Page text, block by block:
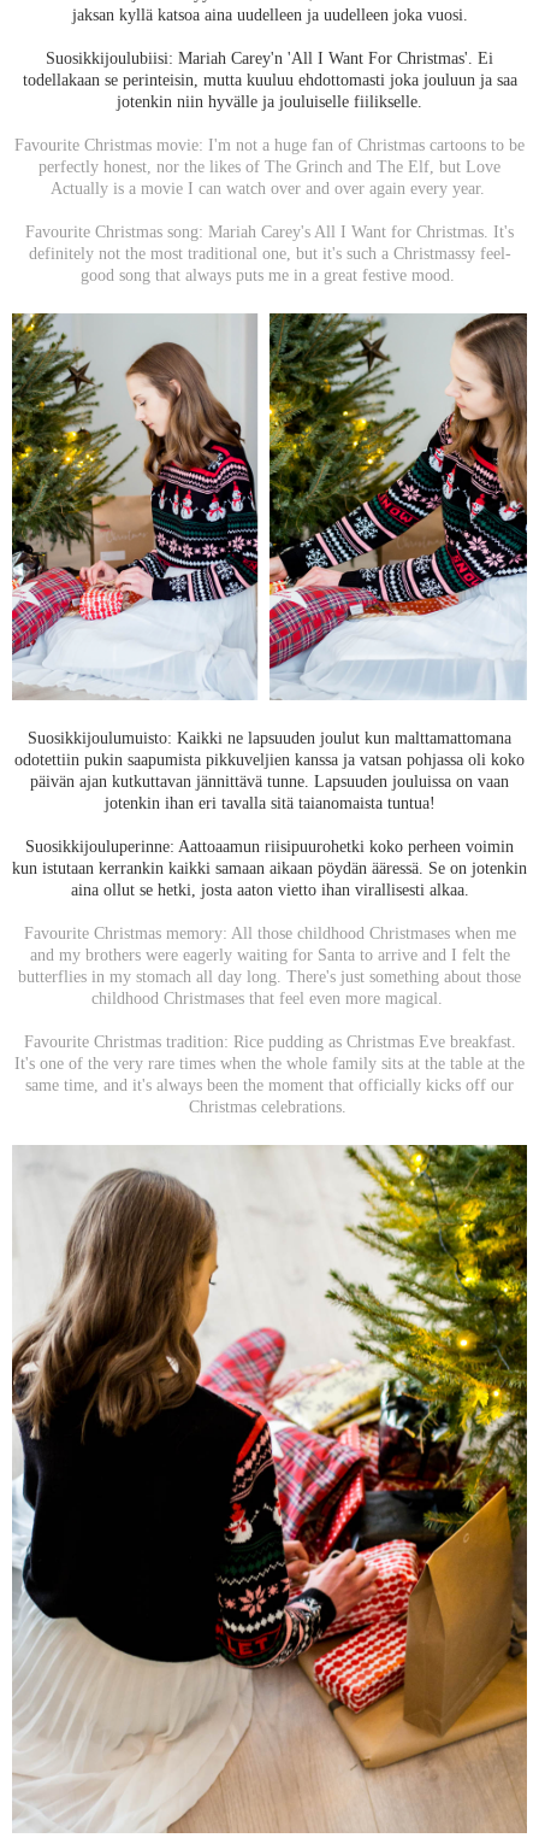
jaksan kyllä katsoa aina uudelleen ja uudelleen joka vuosi.
Suosikkijoulubiisi: Mariah Carey'n 'All I Want For Christmas'. Ei
todellakaan se perinteisin, mutta kuuluu ehdottomasti joka jouluun ja saa
jotenkin niin hyvälle ja jouluiselle fiilikselle.
Favourite Christmas movie: I'm not a huge fan of Christmas cartoons to be
perfectly honest, nor the likes of The Grinch and The Elf, but Love
Actually is a movie I can watch over and over again every year.
Favourite Christmas song: Mariah Carey's All I Want for Christmas. It's
definitely not the most traditional one, but it's such a Christmassy feel-
good song that always puts me in a great festive mood.
Suosikkijoulumuisto: Kaikki ne lapsuuden joulut kun malttamattomana
odotettiin pukin saapumista pikkuveljien kanssa ja vatsan pohjassa oli koko
päivän ajan kutkuttavan jännittävä tunne. Lapsuuden jouluissa on vaan
jotenkin ihan eri tavalla sitä taianomaista tuntua!
Suosikkijouluperinne: Aattoaamun riisipuurohetki koko perheen voimin
kun istutaan kerrankin kaikki samaan aikaan pöydän ääressä. Se on jotenkin
aina ollut se hetki, josta aaton vietto ihan virallisesti alkaa.
Favourite Christmas memory: All those childhood Christmases when me
and my brothers were eagerly waiting for Santa to arrive and I felt the
butterflies in my stomach all day long. There's just something about those
childhood Christmases that feel even more magical.
Favourite Christmas tradition: Rice pudding as Christmas Eve breakfast.
It's one of the very rare times when the whole family sits at the table at the
same time, and it's always been the moment that officially kicks off our
Christmas celebrations.